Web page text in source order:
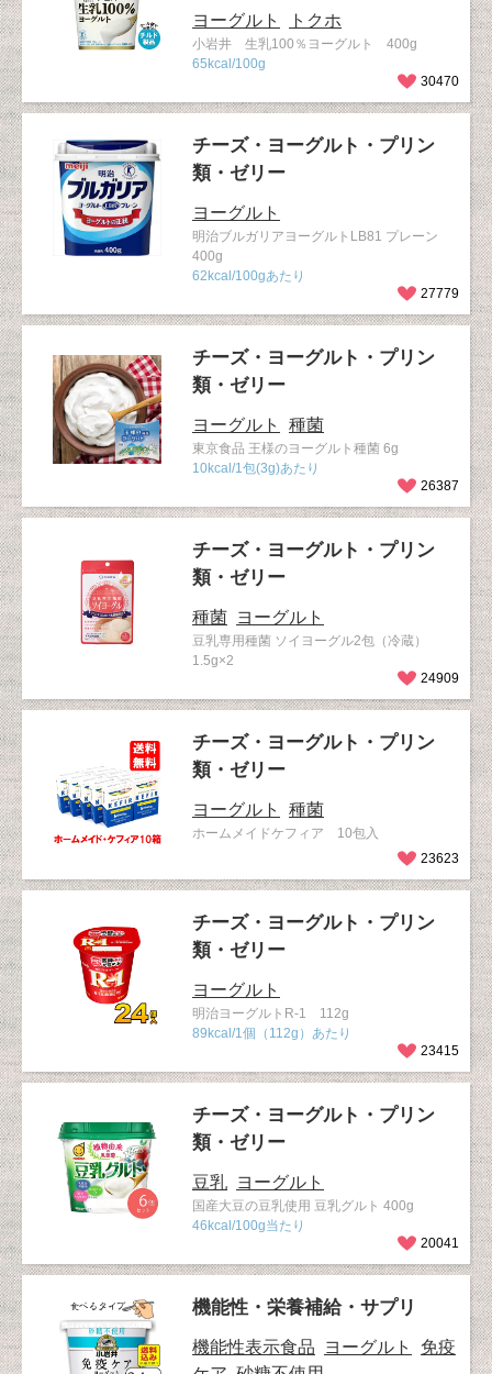
ヨーグルト トクホ
小岩井 生乳100％ヨーグルト 400g
65kcal/100g
30470
チーズ・ヨーグルト・プリン
類・ゼリー
ヨーグルト
明治ブルガリアヨーグルトLB81 プレーン
400g
62kcal/100gあたり
27779
チーズ・ヨーグルト・プリン
類・ゼリー
ヨーグルト 種菌
東京食品 王様のヨーグルト種菌 6g
10kcal/1包(3g)あたり
26387
チーズ・ヨーグルト・プリン
類・ゼリー
種菌 ヨーグルト
豆乳専用種菌 ソイヨーグル2包（冷蔵）
1.5g×2
24909
チーズ・ヨーグルト・プリン
類・ゼリー
ヨーグルト 種菌
ホームメイドケフィア 10包入
23623
チーズ・ヨーグルト・プリン
類・ゼリー
ヨーグルト
明治ヨーグルトR-1 112g
89kcal/1個（112g）あたり
23415
チーズ・ヨーグルト・プリン
類・ゼリー
豆乳 ヨーグルト
国産大豆の豆乳使用 豆乳グルト 400g
46kcal/100g当たり
20041
機能性・栄養補給・サプリ
機能性表示食品 ヨーグルト
免疫